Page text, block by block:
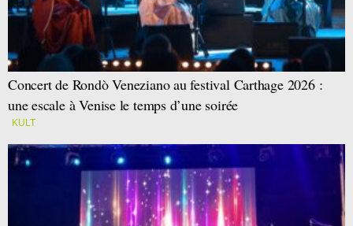
Concert de Rondò Veneziano au festival Carthage 2026 :
une escale à Venise le temps d’une soirée
KULT